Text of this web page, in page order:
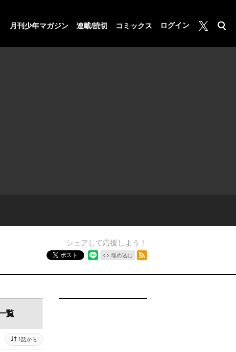
月刊少年マガジン 連載/読切 コミックス ログイン
月マガ基地
検索
シェアして応援しよう！
ポスト 埋め込む
覧
1話から